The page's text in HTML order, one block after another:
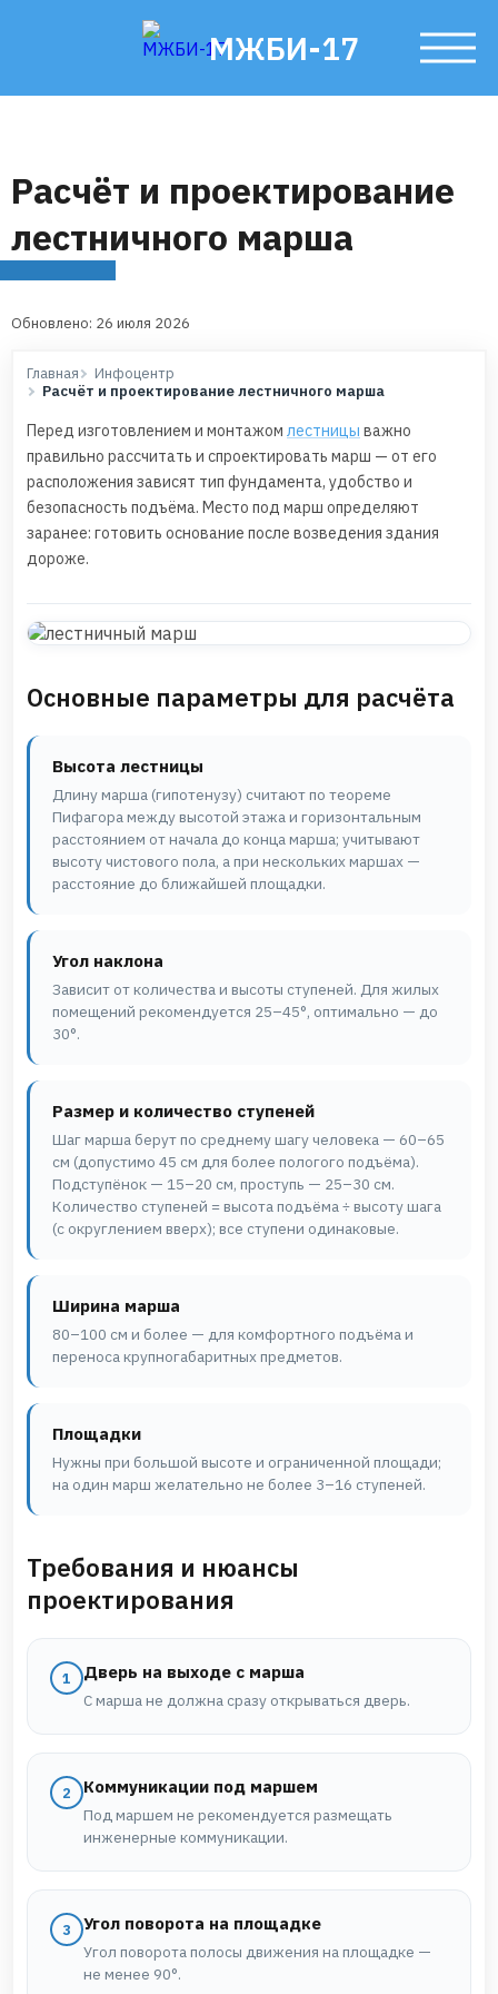
МЖБИ-17
Расчёт и проектирование
лестничного марша
Обновлено: 26 июля 2026
Главная
Инфоцентр
Расчёт и проектирование лестничного марша
Перед изготовлением и монтажом лестницы важно
правильно рассчитать и спроектировать марш — от его
расположения зависят тип фундамента, удобство и
безопасность подъёма. Место под марш определяют
заранее: готовить основание после возведения здания
дороже.
Основные параметры для расчёта
Высота лестницы
Длину марша (гипотенузу) считают по теореме
Пифагора между высотой этажа и горизонтальным
расстоянием от начала до конца марша; учитывают
высоту чистового пола, а при нескольких маршах —
расстояние до ближайшей площадки.
Угол наклона
Зависит от количества и высоты ступеней. Для жилых
помещений рекомендуется 25–45°, оптимально — до
30°.
Размер и количество ступеней
Шаг марша берут по среднему шагу человека — 60–65
см (допустимо 45 см для более пологого подъёма).
Подступёнок — 15–20 см, проступь — 25–30 см.
Количество ступеней = высота подъёма ÷ высоту шага
(с округлением вверх); все ступени одинаковые.
Ширина марша
80–100 см и более — для комфортного подъёма и
переноса крупногабаритных предметов.
Площадки
Нужны при большой высоте и ограниченной площади;
на один марш желательно не более 3–16 ступеней.
Требования и нюансы
проектирования
1 Дверь на выходе с марша
С марша не должна сразу открываться дверь.
2 Коммуникации под маршем
Под маршем не рекомендуется размещать
инженерные коммуникации.
3 Угол поворота на площадке
Угол поворота полосы движения на площадке —
не менее 90°.